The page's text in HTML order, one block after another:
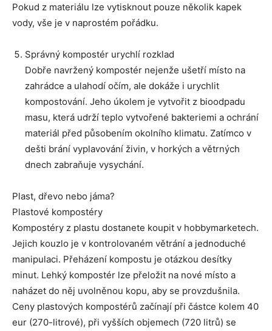
Pokud z materiálu lze vytisknout pouze několik kapek
vody, vše je v naprostém pořádku.
Správný kompostér urychlí rozklad
Dobře navržený kompostér nejenže ušetří místo na
zahrádce a ulahodí očím, ale dokáže i urychlit
kompostování. Jeho úkolem je vytvořit z bioodpadu
masu, která udrží teplo vytvořené bakteriemi a ochrání
materiál před působením okolního klimatu. Zatímco v
dešti brání vyplavování živin, v horkých a větrných
dnech zabraňuje vysychání.
Plast, dřevo nebo jáma?
Plastové kompostéry
Kompostéry z plastu dostanete koupit v hobbymarketech.
Jejich kouzlo je v kontrolovaném větrání a jednoduché
manipulaci. Přeházení kompostu je otázkou desítky
minut. Lehký kompostér lze přeložit na nové místo a
naházet do něj uvolněnou kopu, aby se provzdušnila.
Ceny plastových kompostérů začínají při částce kolem 40
eur (270-litrové), při vyšších objemech (720 litrů) se